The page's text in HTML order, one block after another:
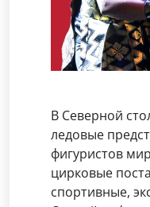
В Северной
ледовые
фигуристов
цирковые
спортивные,